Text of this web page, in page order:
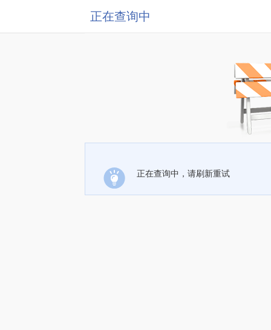
正在查询中
正在查询中，请刷新重试